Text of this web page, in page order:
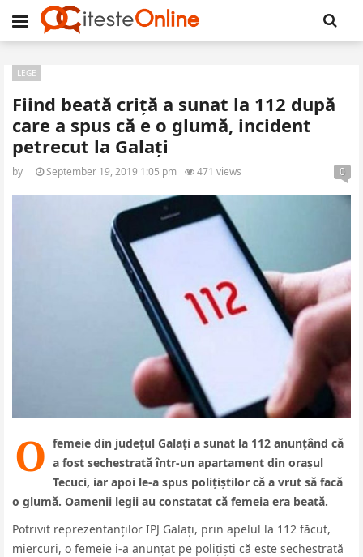
Fiind beată criță a sunat la 112 după
care a spus că e o glumă, incident
petrecut la Galați
LEGE
by September 19, 2019 1:05 pm 471 views 0
O femeie din județul Galați a sunat la 112 anunțând că
a fost sechestrată într-un apartament din orașul
Tecuci, iar apoi le-a spus polițiștilor că a vrut să facă
o glumă. Oamenii legii au constatat că femeia era beată.
Potrivit reprezentanților IPJ Galați, prin apelul la 112 făcut,
miercuri, o femeie i-a anunțat pe polițiști că este sechestrată